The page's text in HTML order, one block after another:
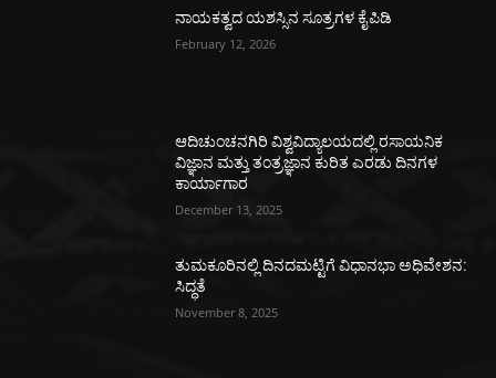
ನಾಯಕತ್ವದ ಯಶಸ್ಸಿನ ಸೂತ್ರಗಳ ಕೈಪಿಡಿ
February 12, 2026
ಆದಿಚುಂಚನಗಿರಿ ವಿಶ್ವವಿದ್ಯಾಲಯದಲ್ಲಿ ರಸಾಯನಿಕ
ವಿಜ್ಞಾನ ಮತ್ತು ತಂತ್ರಜ್ಞಾನ ಕುರಿತ ಎರಡು ದಿನಗಳ
ಕಾರ್ಯಾಗಾರ
December 13, 2025
ತುಮಕೂರಿನಲ್ಲಿ ದಿನದಮಟ್ಟಿಗೆ ವಿಧಾನಭಾ ಅಧಿವೇಶನ:
ಸಿದ್ಧತೆ
November 8, 2025